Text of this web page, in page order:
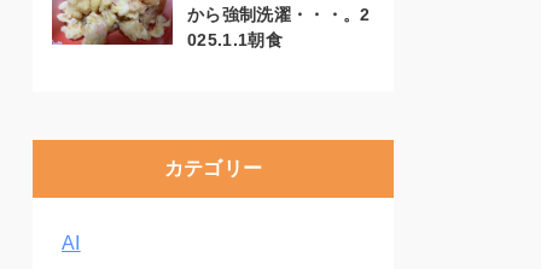
から強制洗濯・・・。2
025.1.1朝食
カテゴリー
AI